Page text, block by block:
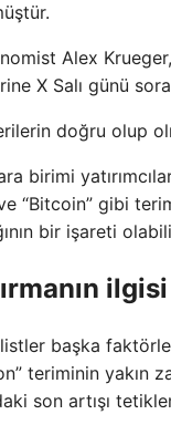
Alex
X Salı günü
doğru olup
birimi
“Bitcoin” gibi
bir işareti
başka
teriminin yakın
son artışı